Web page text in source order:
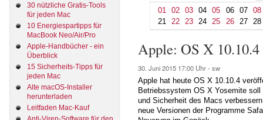
30 nützliche Gratis-Tools
für jeden Mac
10 Energiespartipps für
MacBook Neo/Air/Pro
Apple-Handbücher - ein
Überblick
15 Sicherheits-Tipps für
jeden Mac
Alte macOS-Installer
herunterladen
Leitfaden Mac-Kauf
01
02 03 04 05 06 07
08
21
22 23 24 25 26 27 28
Apple: OS X
30. Juni 2015 17:00 Uhr - sw
Apple hat heute OS X 10.10.4
Betriebssystem OS X Yosemite
und Sicherheit des Macs
neue Versionen der Programme